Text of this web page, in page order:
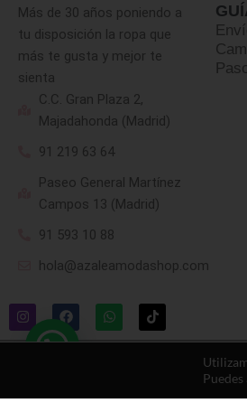
Más de 30 años poniendo a
tu disposición la ropa que
más te gusta y mejor te
sienta
C.C. Gran Plaza 2,
Majadahonda (Madrid)
91 219 63 64
Paseo General Martínez
Campos 13 (Madrid)
91 593 10 88
hola@azaleamodashop.com
© 2025, azaleamodashop. Todos los